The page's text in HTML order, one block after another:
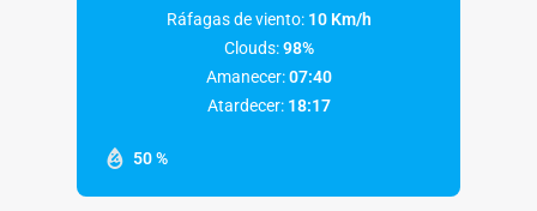
50 %
Ráfagas de viento: 10 Km/h
Clouds: 98%
Amanecer: 07:40
Atardecer: 18:17